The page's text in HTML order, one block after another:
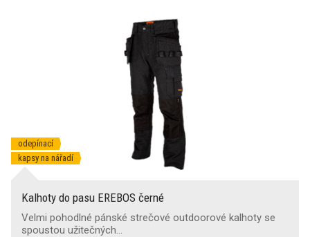
odepínací
kapsy na nářadí
Kalhoty do pasu EREBOS černé
Velmi pohodlné pánské strečové outdoorové kalhoty se
spoustou užitečných…